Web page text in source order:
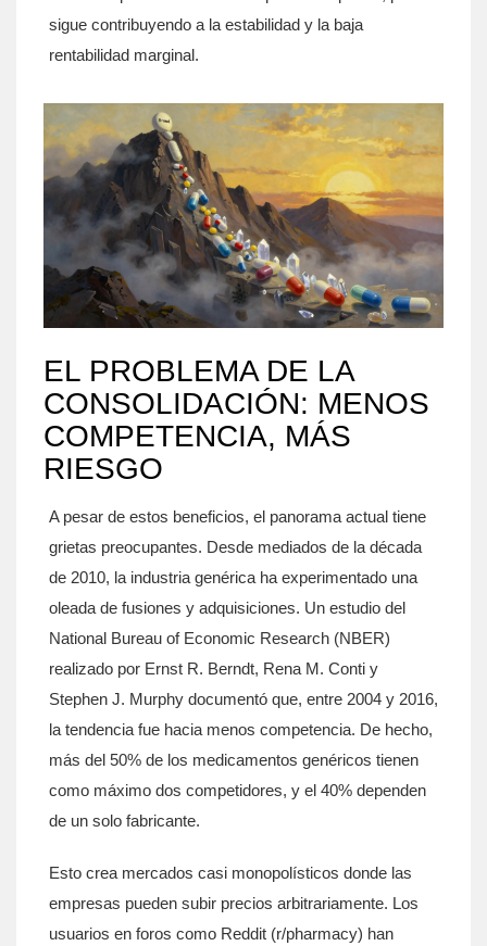
sigue contribuyendo a la estabilidad y la baja
rentabilidad marginal.
EL PROBLEMA DE LA
CONSOLIDACIÓN: MENOS
COMPETENCIA, MÁS
RIESGO
A pesar de estos beneficios, el panorama actual tiene
grietas preocupantes. Desde mediados de la década
de 2010, la industria genérica ha experimentado una
oleada de fusiones y adquisiciones. Un estudio del
National Bureau of Economic Research (NBER)
realizado por Ernst R. Berndt, Rena M. Conti y
Stephen J. Murphy documentó que, entre 2004 y 2016,
la tendencia fue hacia menos competencia. De hecho,
más del 50% de los medicamentos genéricos tienen
como máximo dos competidores, y el 40% dependen
de un solo fabricante.
Esto crea mercados casi monopolísticos donde las
empresas pueden subir precios arbitrariamente. Los
usuarios en foros como Reddit (r/pharmacy) han